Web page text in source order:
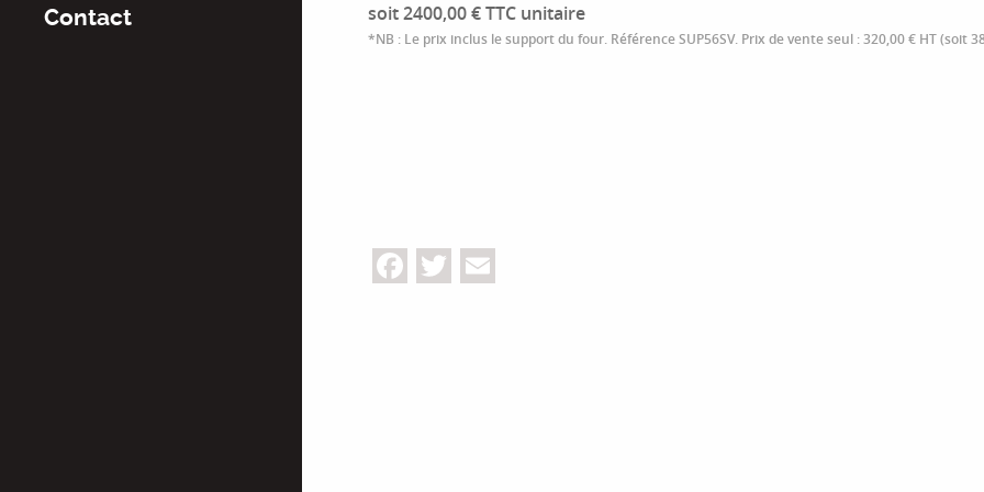
Contact
soit 2400,00 € TTC unitaire
*NB : Le prix inclus le support du four. Référence SUP56SV. Prix de vente seul : 320,00 € HT (soit
Facebook
Twitter